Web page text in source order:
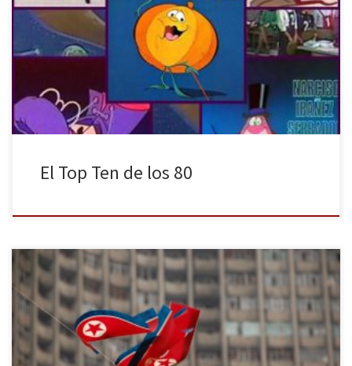
Pasó y su posterior Ochentamé Otra Vez, la década de los 80
vuelve a estar de moda. Por lo tanto es el momento de repasar
los diez mejores programas de esa década según la opinión de
Miguel Herrero, autor del […]
El Top Ten de los 80
La censura de Corea del Norte es una de las más fuertes
actualmente, llegando incluso a inventar o modificar información
para mantener la “monarquía feudal” impuesta por la familia Kim.
La amenaza de las nuevas tecnologías ha llevado al régimen a